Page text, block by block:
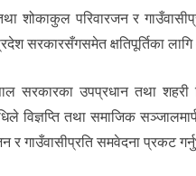
शोकाकुल परिवारजन र
सरकारसँगसमेत क्षतिपूर्तिका
सरकारका उपप्रधान तथा शहरी
विज्ञप्ति तथा समाजिक
र गाउँवासीप्रति समवेदना प्रकट